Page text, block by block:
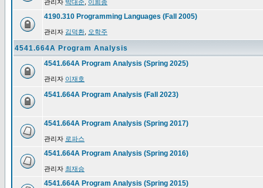
관리자 박대준 이희종
4190.310 Programming Languages (Fall 2005)
관리자 김덕환 오학주
4541.664A Program Analysis
4541.664A Program Analysis (Spring 2025)
관리자 이재호
4541.664A Program Analysis (Fall 2023)
4541.664A Program Analysis (Spring 2017)
관리자 로파스
4541.664A Program Analysis (Spring 2016)
관리자 최재승
4541.664A Program Analysis (Spring 2015)